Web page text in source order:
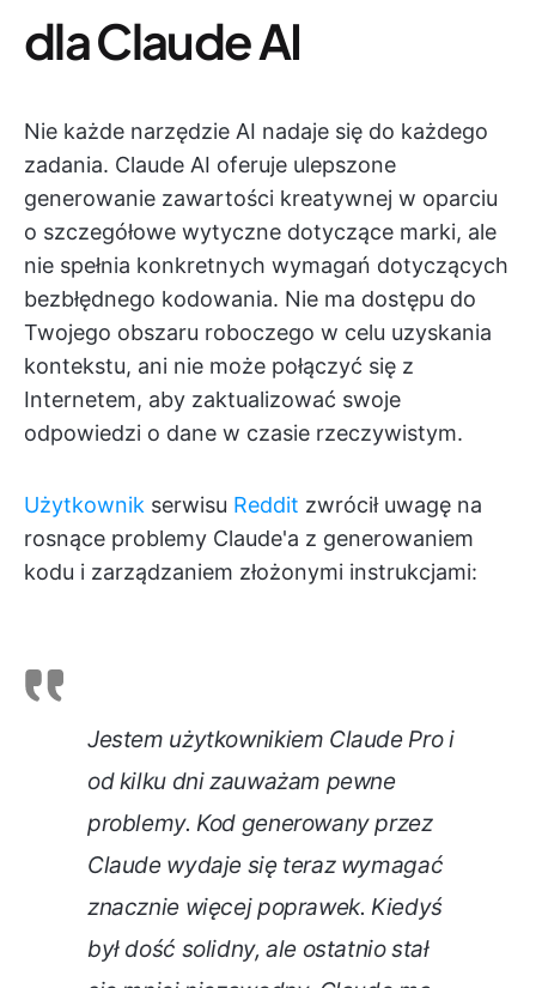
dla Claude AI
Nie każde narzędzie AI nadaje się do każdego
zadania. Claude AI oferuje ulepszone
generowanie zawartości kreatywnej w oparciu
o szczegółowe wytyczne dotyczące marki, ale
nie spełnia konkretnych wymagań dotyczących
bezbłędnego kodowania. Nie ma dostępu do
Twojego obszaru roboczego w celu uzyskania
kontekstu, ani nie może połączyć się z
Internetem, aby zaktualizować swoje
odpowiedzi o dane w czasie rzeczywistym.
Użytkownik serwisu Reddit zwrócił uwagę na
rosnące problemy Claude'a z generowaniem
kodu i zarządzaniem złożonymi instrukcjami:
Jestem użytkownikiem Claude Pro i
od kilku dni zauważam pewne
problemy. Kod generowany przez
Claude wydaje się teraz wymagać
znacznie więcej poprawek. Kiedyś
był dość solidny, ale ostatnio stał